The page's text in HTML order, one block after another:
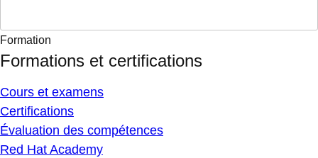
Formation
Formations et certifications
Cours et examens
Certifications
Évaluation des compétences
Red Hat Academy